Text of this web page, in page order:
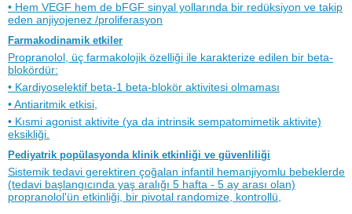
• Hem VEGF hem de bFGF sinyal yollarında bir redüksiyon ve takip
eden anjiyojenez /proliferasyon
Farmakodinamik etkiler
Propranolol, üç farmakolojik özelliği ile karakterize edilen bir beta-
blokördür:
• Kardiyoselektif beta-1 beta-blokör aktivitesi olmaması
• Antiaritmik etkisi,
• Kısmi agonist aktivite (ya da intrinsik sempatomimetik aktivite)
eksikliği.
Pediyatrik popülasyonda klinik etkinliği ve güvenliliği
Sistemik tedavi gerektiren çoğalan infantil hemanjiyomlu bebeklerde
(tedavi başlangıcında yaş aralığı 5 hafta - 5 ay arası olan)
propranolol'ün etkinliği, bir pivotal randomize, kontrollü,